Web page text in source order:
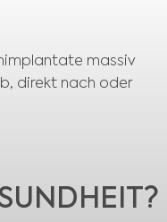
massiv
direkt nach oder